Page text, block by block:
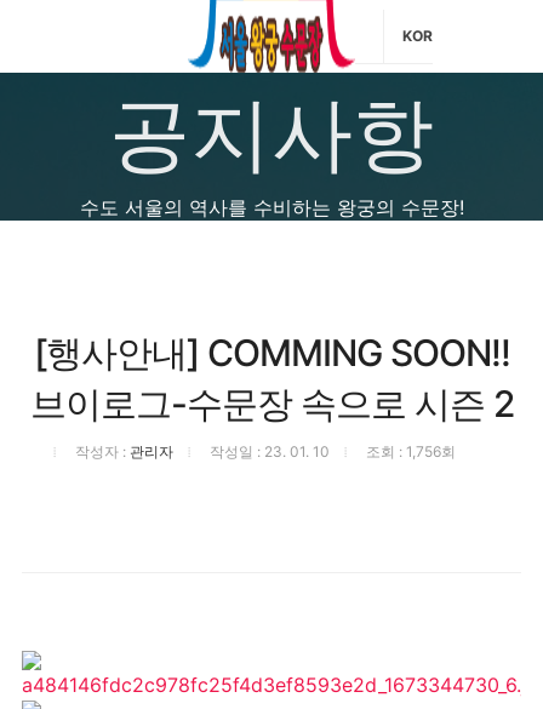
KOR
공지사항
수도 서울의 역사를 수비하는 왕궁의 수문장!
[행사안내] COMMING SOON!!
브이로그-수문장 속으로 시즌 2
작성자 : 관리자 작성일 : 23. 01. 10 조회 : 1,756회